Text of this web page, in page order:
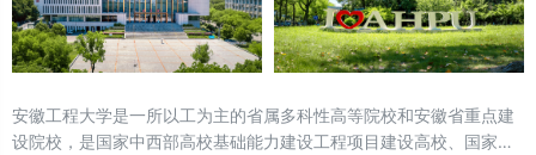
安徽工程大学是一所以工为主的省属多科性高等院校和安徽省重点建
设院校，是国家中西部高校基础能力建设工程项目建设高校、国家知